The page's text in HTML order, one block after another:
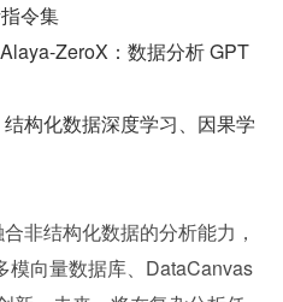
令集
ZeroX：数据分析 GPT
构化数据深度学习、因果学
非结构化数据的分析能力，
模向量数据库、DataCanvas